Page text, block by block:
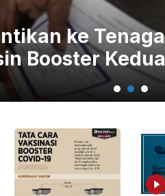
ke
Booster Kedua